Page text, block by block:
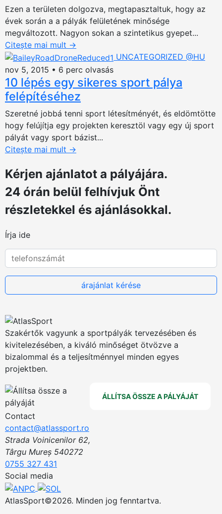
Ezen a területen dolgozva, megtapasztaltuk, hogy az
évek során a a pályák felületének minősége
megváltozott. Nagyon sokan a szintetikus gyepet...
Citește mai mult →
UNCATEGORIZED @HU
nov 5, 2015 • 6 perc olvasás
10 lépés egy sikeres sport pálya
felépítéséhez
Szeretné jobbá tenni sport létesítményét, és eldömtötte
hogy felújítja egy projekten keresztöl vagy egy új sport
pályát vagy sport bázist...
Citește mai mult →
Kérjen ajánlatot a pályájára.
24 órán belül felhívjuk Önt
részletekkel és ajánlásokkal.
Írja ide
Szakértők vagyunk a sportpályák tervezésében és
kivitelezésében, a kiváló minőséget ötvözve a
bizalommal és a teljesítménnyel minden egyes
projektben.
ÁLLÍTSA ÖSSZE A PÁLYÁJÁT
Contact
contact@atlassport.ro
Strada Voinicenilor 62,
Târgu Mureș 540272
0755 327 431
Social media
AtlasSport©2026. Minden jog fenntartva.